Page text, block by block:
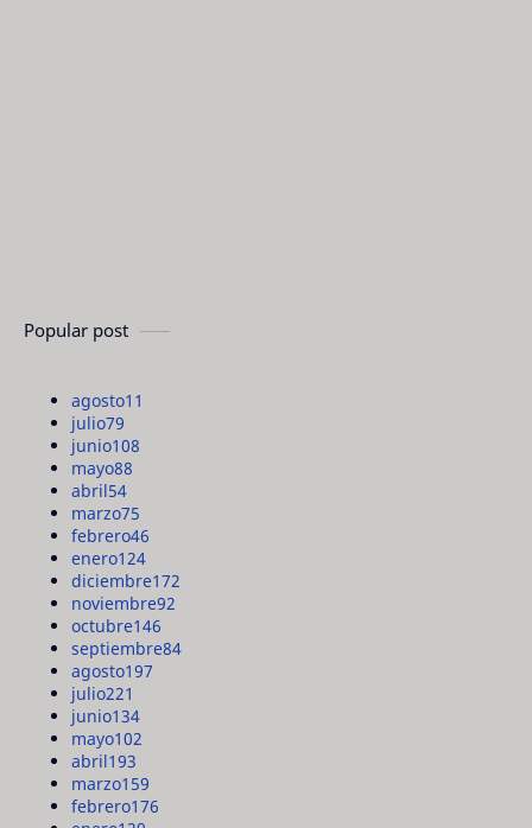
Popular post
agosto11
julio79
junio108
mayo88
abril54
marzo75
febrero46
enero124
diciembre172
noviembre92
octubre146
septiembre84
agosto197
julio221
junio134
mayo102
abril193
marzo159
febrero176